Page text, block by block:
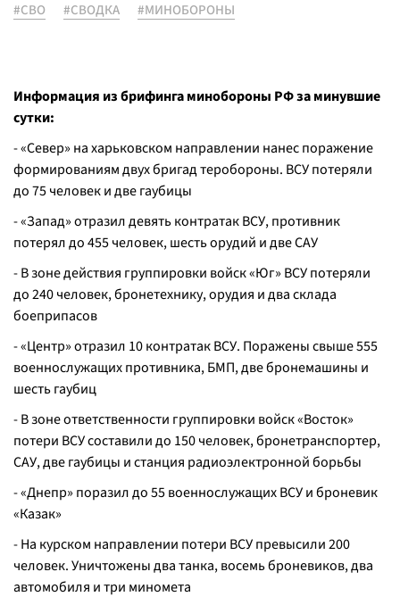
#СВО #СВОДКА #МИНОБОРОНЫ
Информация из брифинга минобороны РФ за минувшие
сутки:
- «Север» на харьковском направлении нанес поражение
формированиям двух бригад теробороны. ВСУ потеряли
до 75 человек и две гаубицы
- «Запад» отразил девять контратак ВСУ, противник
потерял до 455 человек, шесть орудий и две САУ
- В зоне действия группировки войск «Юг» ВСУ потеряли
до 240 человек, бронетехнику, орудия и два склада
боеприпасов
- «Центр» отразил 10 контратак ВСУ. Поражены свыше 555
военнослужащих противника, БМП, две бронемашины и
шесть гаубиц
- В зоне ответственности группировки войск «Восток»
потери ВСУ составили до 150 человек, бронетранспортер,
САУ, две гаубицы и станция радиоэлектронной борьбы
- «Днепр» поразил до 55 военнослужащих ВСУ и броневик
«Казак»
- На курском направлении потери ВСУ превысили 200
человек. Уничтожены два танка, восемь броневиков, два
автомобиля и три миномета